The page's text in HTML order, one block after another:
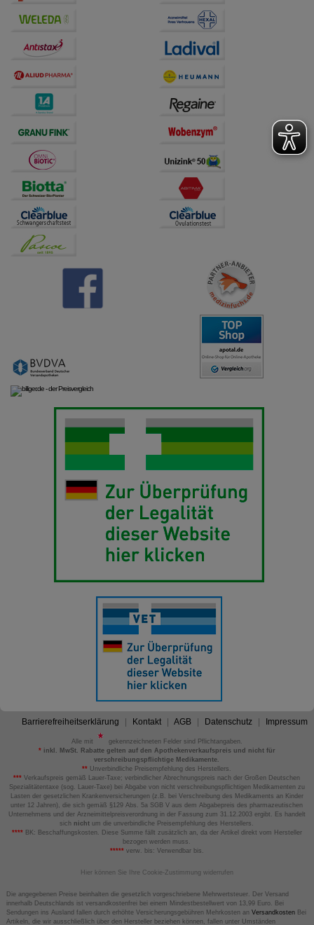
Barrierefreiheitserklärung Kontakt AGB Datenschutz Impressum
Alle mit
gekennzeichneten Felder sind Pflichtangaben.
*inkl. MwSt. Rabatte gelten auf den Apothekenverkaufspreis und nicht für
verschreibungspflichtige Medikamente.
** Unverbindliche Preisempfehlung des Herstellers.
*** Verkaufspreis gemäß Lauer-Taxe; verbindlicher Abrechnungspreis nach der Großen Deutschen
Spezialitätentaxe (sog. Lauer-Taxe) bei Abgabe von nicht verschreibungspflichtigen Medikamenten zu
Lasten der gesetzlichen Krankenversicherungen (z.B. bei Verschreibung des Medikaments an Kinder
unter 12 Jahren), die sich gemäß §129 Abs. 5a SGB V aus dem Abgabepreis des pharmazeutischen
Unternehmens und der Arzneimittelpreisverordnung in der Fassung zum 31.12.2003 ergibt. Es handelt
sich nicht um die unverbindliche Preisempfehlung des Herstellers.
****BK: Beschaffungskosten. Diese Summe fällt zusätzlich an, da der Artikel direkt vom Hersteller
bezogen werden muss.
*****verw. bis: Verwendbar bis.
Hier können Sie Ihre Cookie-Zustimmung widerrufen
Die angegebenen Preise beinhalten die gesetzlich vorgeschriebene Mehrwertsteuer. Der Versand
innerhalb Deutschlands ist versandkostenfrei bei einem Mindestbestellwert von 13,99 Euro. Bei
Sendungen ins Ausland fallen durch erhöhte Versicherungsgebühren Mehrkosten an VersandkostenBei
Artikeln, die wir ausschließlich über den Hersteller beziehen können, fallen unter Umständen